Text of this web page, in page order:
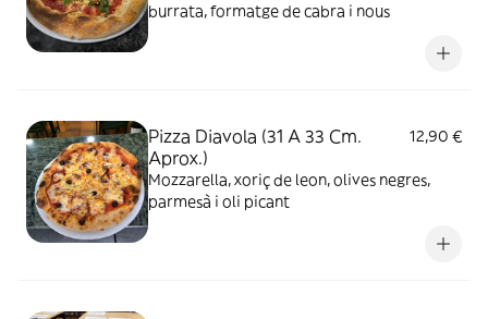
burrata, formatge de cabra i nous
Pizza Diavola (31 A 33 Cm.
Aprox.)
12,90 €
Mozzarella, xoriç de leon, olives negres,
parmesà i oli picant